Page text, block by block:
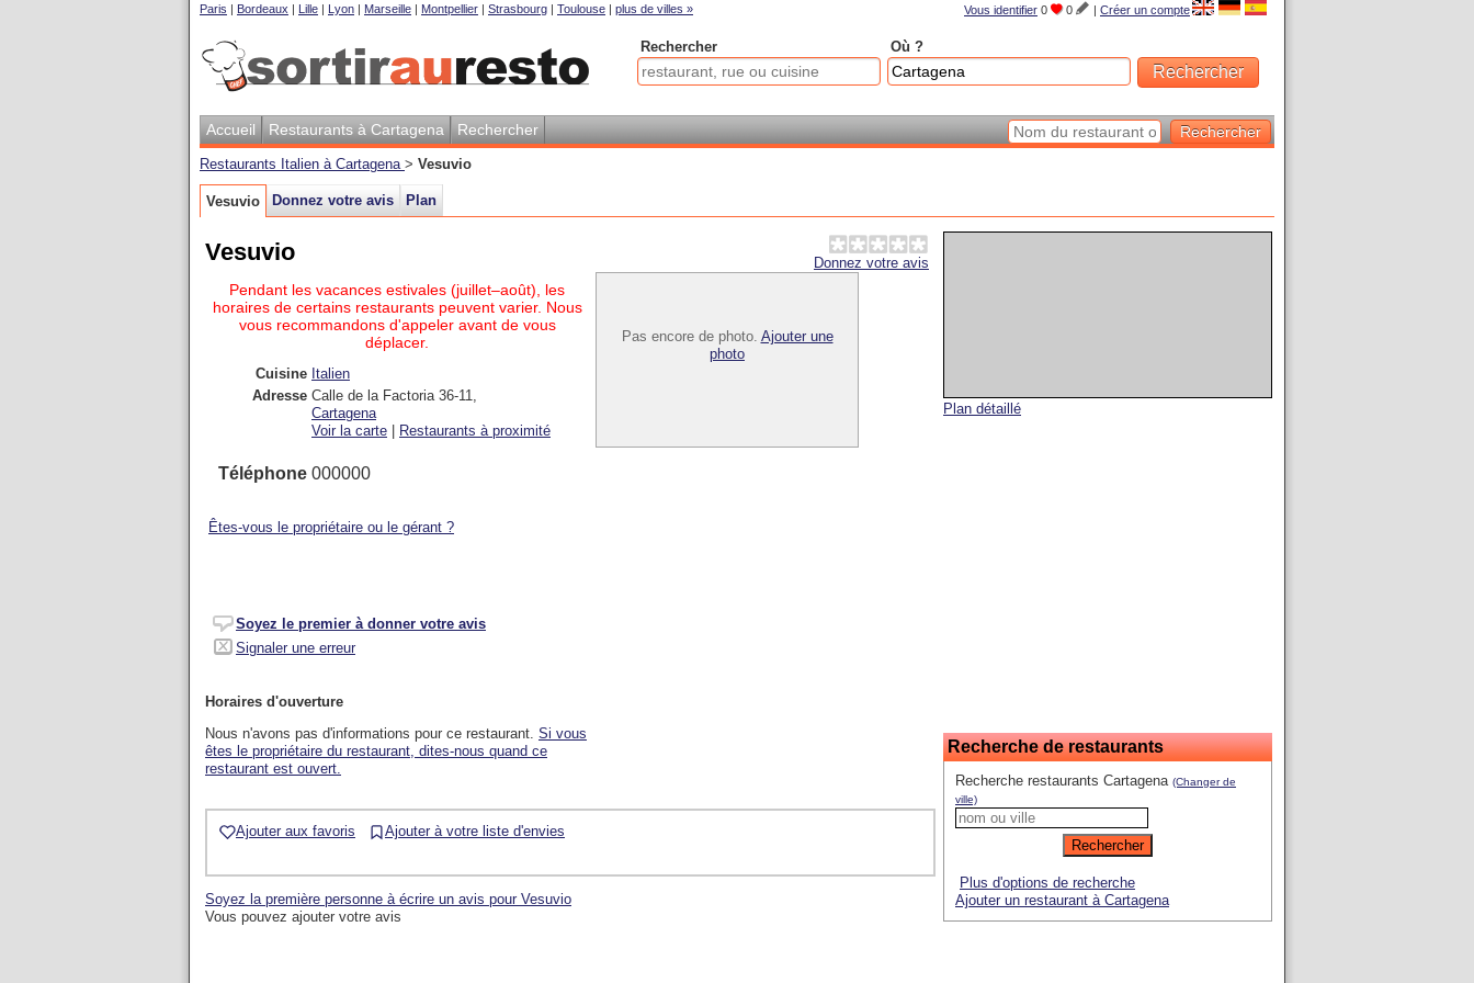
Vous identifier 0 0 | Créer un compte
Paris | Bordeaux | Lille | Lyon | Marseille | Montpellier | Strasbourg | Toulouse | plus de villes »
Rechercher Où ?
Accueil Restaurants à Cartagena Rechercher
Restaurants Italien à Cartagena > Vesuvio
Vesuvio Donnez votre avis Plan
Plan détaillé
Recherche de restaurants
Recherche restaurants Cartagena (Changer de
ville)
Plus d'options de recherche
Ajouter un restaurant à Cartagena
Donnez votre avis
Vesuvio
Pas encore de photo. Ajouter une
photo
Pendant les vacances estivales (juillet–août), les
horaires de certains restaurants peuvent varier. Nous
vous recommandons d'appeler avant de vous
déplacer.
Cuisine Italien
Adresse Calle de la Factoria 36-11,
Cartagena
Voir la carte
Restaurants à proximité
Téléphone 000000
Êtes-vous le propriétaire ou le gérant ?
Soyez le premier à donner votre avis
Signaler une erreur
Horaires d'ouverture
Nous n'avons pas d'informations pour ce restaurant. Si vous
êtes le propriétaire du restaurant, dites-nous quand ce
restaurant est ouvert.
Ajouter aux favoris Ajouter à votre liste d'envies
Soyez la première personne à écrire un avis pour Vesuvio
Vous pouvez ajouter votre avis